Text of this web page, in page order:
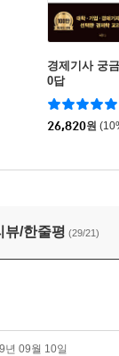
경제기사 궁
0답
26,820원
니다
뷰/한줄평 (29/21)
년 09월 10일